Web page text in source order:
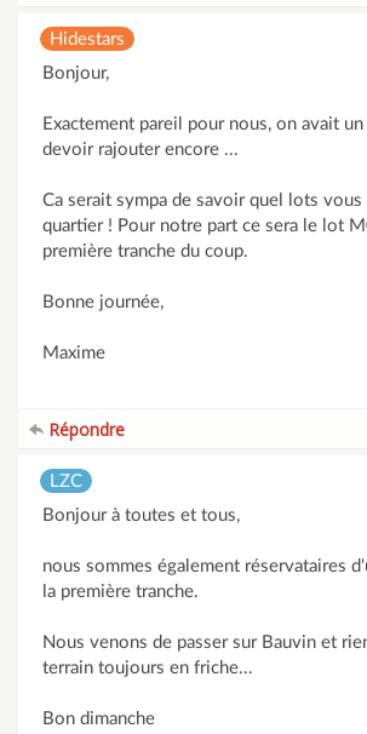
Hidestars
Bonjour,
Exactement pareil pour nous, on avait
devoir rajouter encore ...
Ca serait sympa de savoir quel lots vous
quartier ! Pour notre part ce sera le lot
première tranche du coup.
Bonne journée,
Maxime
Répondre
LZC
Bonjour à toutes et tous,
nous sommes également réservataires
la première tranche.
Nous venons de passer sur Bauvin et
terrain toujours en friche...
Bon dimanche